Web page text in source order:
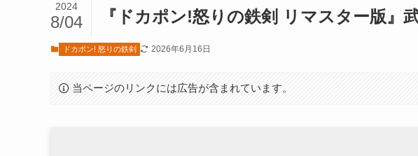
『ドカポン!怒りの鉄剣 リマスター版』
2024
8/04
ドカポン! 怒りの鉄剣 2026年6月16日
当ページのリンクには広告が含まれています。